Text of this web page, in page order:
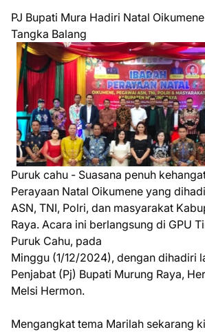
PJ Bupati Mura Hadiri Natal
Tangka Balang
Puruk cahu - Suasana penuh
Perayaan Natal Oikumene yang
ASN, TNI, Polri, dan masyarakat
Raya. Acara ini berlangsung di GPU
Puruk Cahu, pada
Minggu (1/12/2024), dengan dihadiri
Penjabat (Pj) Bupati Murung Raya,
Melsi Hermon.
Mengangkat tema Marilah sekarang